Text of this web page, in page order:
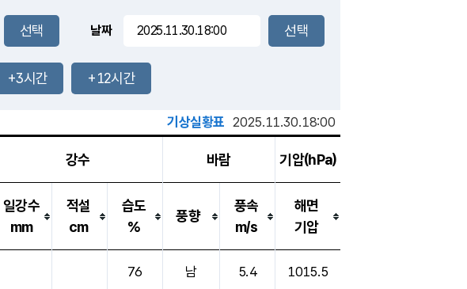
-mm
-mm
장호원
31.6℃
1.5m/s
-mm
날짜
+3시간 +12시간
기상실황표 2025.11.30.18:00
강수 바람 기압(hPa)
일강수
mm
적설
cm
습도
%
풍향
풍속
m/s
해면
기압
76 남 5.4 1015.5